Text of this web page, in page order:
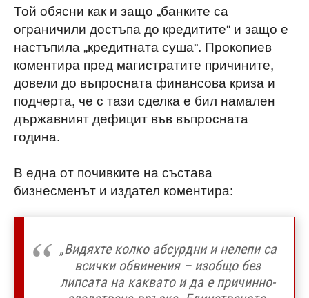
Той обясни как и защо „банките са
ограничили достъпа до кредитите“ и защо е
настъпила „кредитната суша“. Прокопиев
коментира пред магистратите причините,
довели до въпросната финансова криза и
подчерта, че с тази сделка е бил намален
държавният дефицит във въпросната
година.
В една от почивките на състава
бизнесменът и издател коментира:
„Видяхте колко абсурдни и нелепи са
всички обвинения – изобщо без
липсата на каквато и да е причинно-